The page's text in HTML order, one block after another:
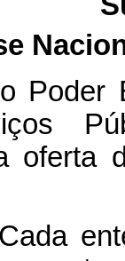
Poder
oferta